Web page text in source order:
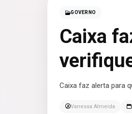
GOVERNO
Caixa
Caixa faz alerta para
Vanessa Almeida